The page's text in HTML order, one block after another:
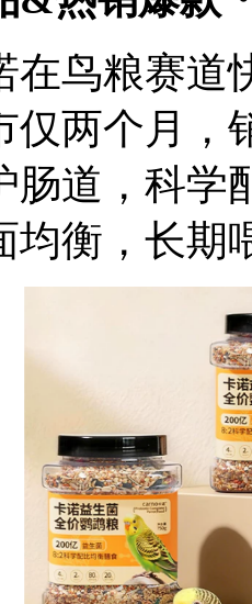
鸟粮赛道
仅两个月，
肠道，科学
均衡，长期